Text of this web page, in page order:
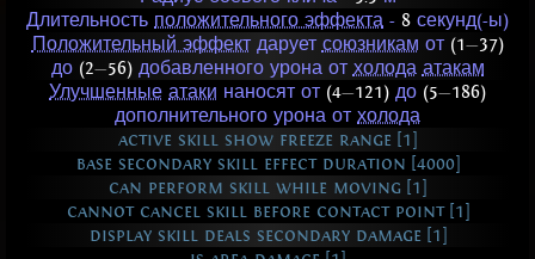
Длительность положительного эффекта - 8 секунд(-ы)
Положительный эффектдарует союзникам от (1—37)
до (2—56)добавленного урона от холода атакам
Улучшенные атаки наносят от (4—121) до (5—186)
дополнительного урона от холода
active skill show freeze range [1]
base secondary skill effect duration [4000]
can perform skill while moving [1]
cannot cancel skill before contact point [1]
display skill deals secondary damage [1]